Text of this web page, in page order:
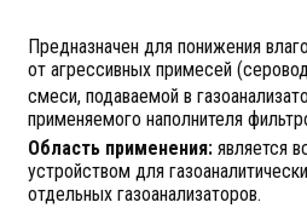
Предназначен для понижения
от агрессивных примесей
смеси, подаваемой в
применяемого наполнителя
Область применения:является
устройством для
отдельных газоанализаторов.